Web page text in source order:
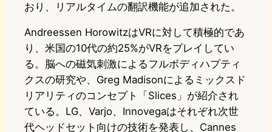
おり、リアルタイムの翻訳機能が追加された。
Andreessen HorowitzはVRに対して積極的であ
り、米国の10代の約25%がVRをプレイしてい
る。脳への磁気刺激によるフルボディハプティ
クスの研究や、Greg Madisonによるミックスド
リアリティのコンセプト「Slices」が紹介され
ている。LG、Varjo、Innovegaはそれぞれ次世
代ヘッドセット向けの技術を発表し、Cannes